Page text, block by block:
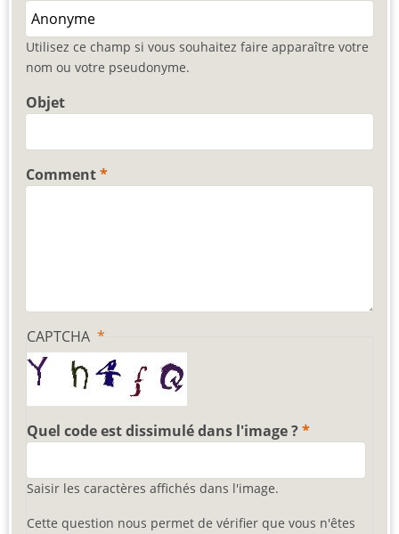
Utilisez ce champ si vous souhaitez faire apparaître votre
nom ou votre pseudonyme.
Objet
Comment
CAPTCHA
Quel code est dissimulé dans l'image ?
Saisir les caractères affichés dans l'image.
Cette question nous permet de vérifier que vous n'êtes